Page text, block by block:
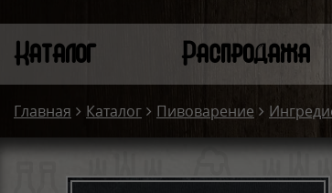
Каталог Распродажа
Главная Каталог Пивоварение